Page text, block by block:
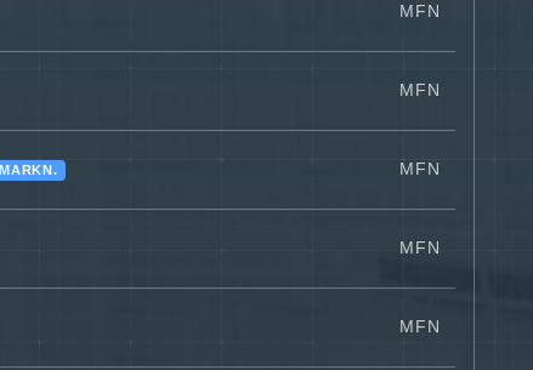
MFN
MFN
MARKN. MFN
MFN
MFN